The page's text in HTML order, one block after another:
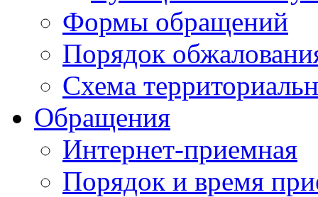
Формы обращений
Порядок
Схема
Обращения
Интернет-приемная
Порядок и время